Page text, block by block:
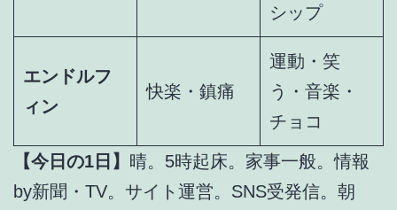
シップ
エンドルフ
ィン
快楽・鎮痛
運動・笑
う・音楽・
チョコ
【今日の1日】 晴。5時起床。家事一般。情報
by新聞・TV。サイト運営。SNS受発信。朝